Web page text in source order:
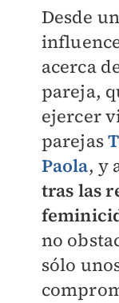
Desde
acerca
pareja,
ejercer
parejas
Paola, y
tras las
no
sólo